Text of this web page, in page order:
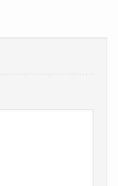
介しています。
結婚情報ですが、